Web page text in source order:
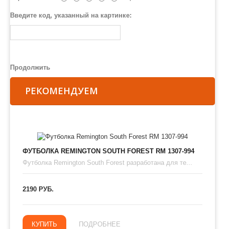
Введите код, указанный на картинке:
Продолжить
РЕКОМЕНДУЕМ
ФУТБОЛКА REMINGTON SOUTH FOREST RM 1307-994
Футболка Remington South Forest разработана для те...
2190 РУБ.
КУПИТЬ ПОДРОБНЕЕ